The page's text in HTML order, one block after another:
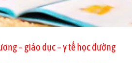
– giáo dục – y tế học đường